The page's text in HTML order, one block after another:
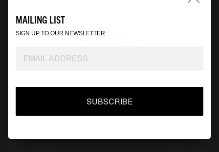
MAILING LIST
SIGN UP TO OUR NEWSLETTER
SUBSCRIBE